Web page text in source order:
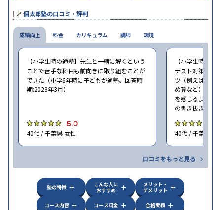
個太郎塾の口コミ・評判
成績向上
【小学生時の通塾】先生と一緒に解くという
ことで苦手な科目も前向きに取り組むことが
できた（小学6年時に子どもが通塾。回答時
期:2023年3月）
5.0
40代 / 千葉県 女性
【小学生時の通
テスト対策はし
ツ（例えば国語
め算など）を習
を感じるように
の書き抜きのコ
40代 / 千葉県 女
口コミをもっと見る
料金 カリキュラム 講師 環境
塾の特徴
こんな人に
おすすめ
メリット・
デメリット
コース内容
コース料金 合格実績